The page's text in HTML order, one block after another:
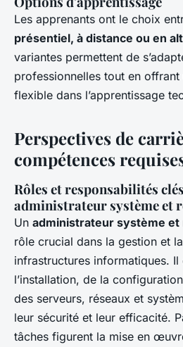
Les apprenants ont le choix
présentiel, à distance ou en
variantes permettent de
professionnelles tout en offrant
flexible dans l’apprentissage
Perspectives de
compétences
Rôles et responsabilités
administrateur système et
Un administrateur système et
rôle crucial dans la gestion et
infrastructures informatiques.
l’installation, de la
des serveurs, réseaux et
leur sécurité et leur efficacité.
tâches figurent la mise en